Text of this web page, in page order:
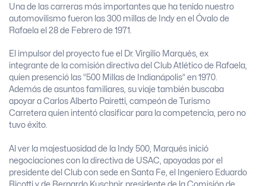
Una de las carreras más importantes que ha tenido nuestro
automovilismo fueron las 300 millas de Indy en el Óvalo de
Rafaela el 28 de Febrero de 1971.
El impulsor del proyecto fue el Dr. Virgilio Marqués, ex
integrante de la comisión directiva del Club Atlético de Rafaela,
quien presenció las “500 Millas de Indianápolis” en 1970.
Además de asuntos familiares, su viaje también buscaba
apoyar a Carlos Alberto Pairetti, campeón de Turismo
Carretera quien intentó clasificar para la competencia, pero no
tuvo éxito.
Al ver la majestuosidad de la Indy 500, Marqués inició
negociaciones con la directiva de USAC, apoyadas por el
presidente del Club con sede en Santa Fe, el Ingeniero Eduardo